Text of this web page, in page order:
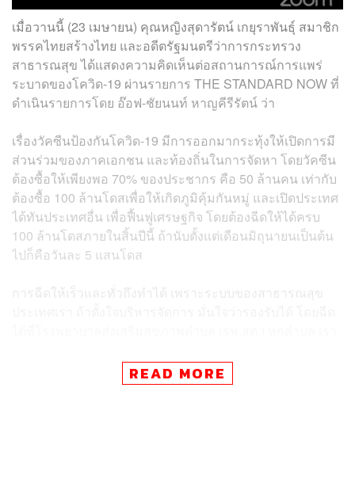
เมื่อวานนี้ (23 เมษายน) คุณหญิงสุดารัตน์ เกยุราพันธุ์ สมาชิก
พรรคไทยสร้างไทย และอดีตรัฐมนตรีว่าการกระทรวง
สาธารณสุข ได้แสดงความคิดเห็นต่อสถานการณ์การแพร่
ระบาดของโควิด-19 ผ่านรายการ THE STANDARD NOW ที่
ดำเนินรายการโดย อ๊อฟ-ชัยนนท์ หาญคีรีรัตน์ ว่า
เรื่องวัคซีนป้องกันโควิด-19 มีการออกมากระทุ้งให้เปิดการมี
ส่วนร่วมของภาคเอกชน และท้องถิ่นในการจัดหา โดยวัคซีน
ต้องซื้อให้เพียงพอ 70% ของประชากร คือ 50 ล้านคน เท่ากับ
ต้องซื้อ 100 ล้านโดสเพื่อให้เกิดภูมิคุ้มกันหมู่ และเปิดประเทศ
ได้ทันประเทศอื่น เพื่อฟื้นฟูเศรษฐกิจ โดยต้องฉีดให้ได้ครบ
100 ล้านโดสภายในสิ้นปีนี้ ถ้านับตั้งแต่เดือนมิถุนายนเป็นต้น
ไปก็คือวันละ 5 แสนโดส
การฉีดให้เร็วและทั่วถึงทำได้ เพราะระบบของสาธารณสุข
คน ต่อ 1 วัน เพื่อให้ได้วันละ 5 แสนคน ซึ่งศักยภาพเราทำได้
โครงสร้างสาธารณสุขเราดีที่สุดในโลก เรามีโรงพยาบาล
READ MORE